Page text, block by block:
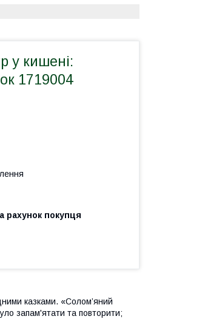
у кишені:
1719004
рахунок покупця
казками. «Солом’яний
запам'ятати та повторити;